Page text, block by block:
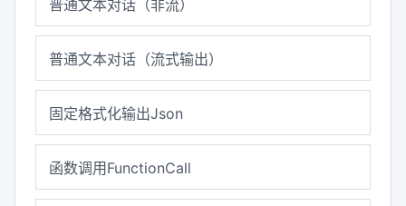
普通文本对话（非流）
普通文本对话（流式输出）
固定格式化输出Json
函数调用FunctionCall